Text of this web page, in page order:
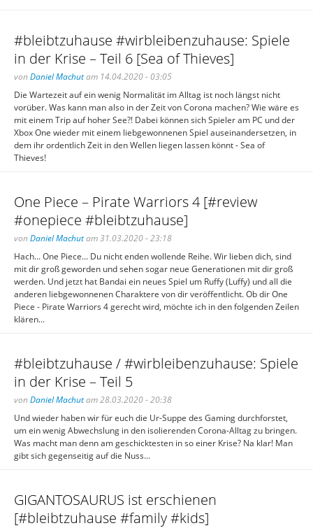
#bleibtzuhause #wirbleibenzuhause: Spiele
in der Krise – Teil 6 [Sea of Thieves]
von Daniel Machutam 14.04.2020 - 03:05
Die Wartezeit auf ein wenig Normalität im Alltag ist noch längst nicht
vorüber. Was kann man also in der Zeit von Corona machen? Wie wäre es
mit einem Trip auf hoher See?! Dabei können sich Spieler am PC und der
Xbox One wieder mit einem liebgewonnenen Spiel auseinandersetzen, in
dem ihr ordentlich Zeit in den Wellen liegen lassen könnt - Sea of
Thieves!
One Piece – Pirate Warriors 4 [#review
#onepiece #bleibtzuhause]
von Daniel Machutam 31.03.2020 - 23:18
Hach... One Piece... Du nicht enden wollende Reihe. Wir lieben dich, sind
mit dir groß geworden und sehen sogar neue Generationen mit dir groß
werden. Und jetzt hat Bandai ein neues Spiel um Ruffy (Luffy) und all die
anderen liebgewonnenen Charaktere von dir veröffentlicht. Ob dir One
Piece - Pirate Warriors 4 gerecht wird, möchte ich in den folgenden Zeilen
klären...
#bleibtzuhause / #wirbleibenzuhause: Spiele
in der Krise – Teil 5
von Daniel Machutam 28.03.2020 - 20:38
Und wieder haben wir für euch die Ur-Suppe des Gaming durchforstet,
um ein wenig Abwechslung in den isolierenden Corona-Alltag zu bringen.
Was macht man denn am geschicktesten in so einer Krise? Na klar! Man
gibt sich gegenseitig auf die Nuss...
GIGANTOSAURUS ist erschienen
[#bleibtzuhause #family #kids]